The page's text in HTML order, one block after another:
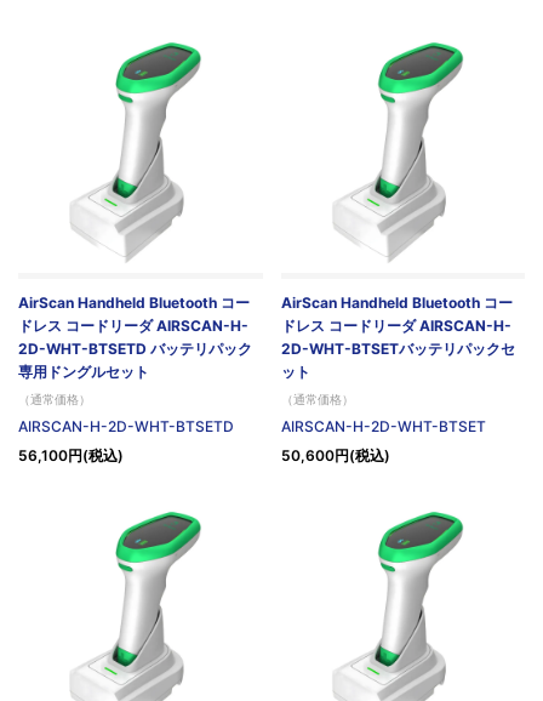
AirScan Handheld Bluetooth コー
ドレス コードリーダ AIRSCAN-H-
2D-WHT-BTSETD バッテリパック
専用ドングルセット
（通常価格）
AIRSCAN-H-2D-WHT-BTSETD
56,100円(税込)
AirScan Handheld Bluetooth コー
ドレス コードリーダ AIRSCAN-H-
2D-WHT-BTSETバッテリパックセ
ット
（通常価格）
AIRSCAN-H-2D-WHT-BTSET
50,600円(税込)